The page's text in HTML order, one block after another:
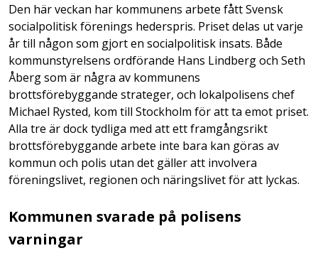
Den här veckan har kommunens arbete fått Svensk
socialpolitisk förenings hederspris. Priset delas ut varje
år till någon som gjort en socialpolitisk insats. Både
kommunstyrelsens ordförande Hans Lindberg och Seth
Åberg som är några av kommunens
brottsförebyggande strateger, och lokalpolisens chef
Michael Rysted, kom till Stockholm för att ta emot priset.
Alla tre är dock tydliga med att ett framgångsrikt
brottsförebyggande arbete inte bara kan göras av
kommun och polis utan det gäller att involvera
föreningslivet, regionen och näringslivet för att lyckas.
Kommunen svarade på polisens
varningar